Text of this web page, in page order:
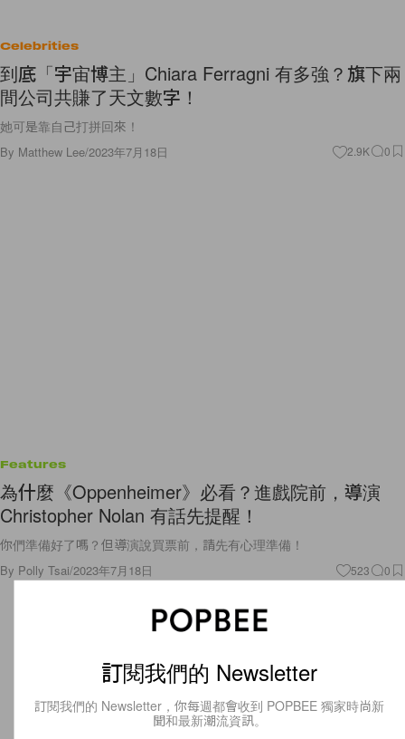
Celebrities
到底「宇宙博主」Chiara Ferragni 有多強？旗下兩
間公司共賺了天文數字！
她可是靠自己打拼回來！
By Matthew Lee/2023年7月18日 2.9K 0
Features
為什麼《Oppenheimer》必看？進戲院前，導演
Christopher Nolan 有話先提醒！
你們準備好了嗎？但導演說買票前，請先有心理準備！
By Polly Tsai/2023年7月18日 523 0
訂閱我們的 Newsletter
訂閱我們的 Newsletter，你每週都會收到 POPBEE 獨家時尚新
聞和最新潮流資訊。